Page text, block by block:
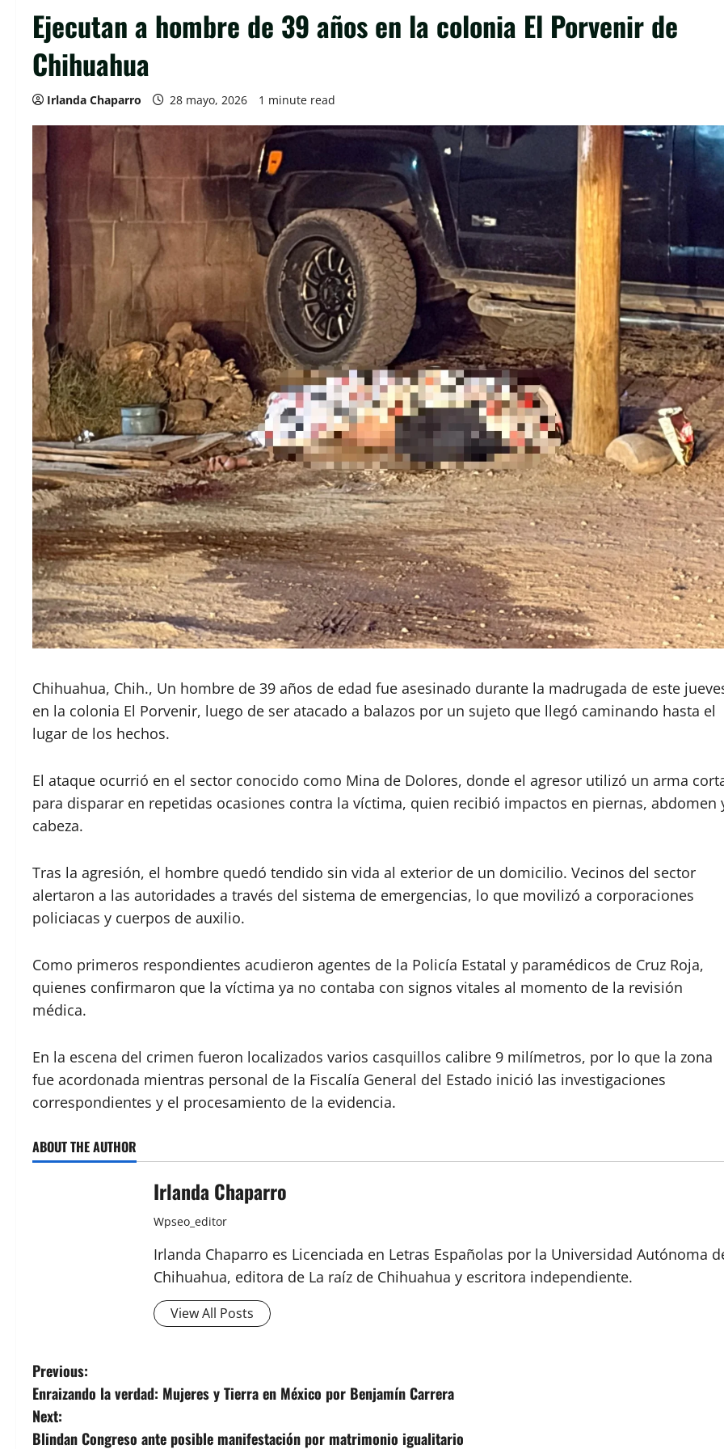
Ejecutan a hombre de 39 años en la colonia El Porvenir de
Chihuahua
Irlanda Chaparro 28 mayo, 2026 1 minute read
Chihuahua, Chih., Un hombre de 39 años de edad fue asesinado durante la madrugada de este
en la colonia El Porvenir, luego de ser atacado a balazos por un sujeto que llegó caminando hasta el
lugar de los hechos.
El ataque ocurrió en el sector conocido como Mina de Dolores, donde el agresor utilizó un arma
para disparar en repetidas ocasiones contra la víctima, quien recibió impactos en piernas, abdomen
cabeza.
Tras la agresión, el hombre quedó tendido sin vida al exterior de un domicilio. Vecinos del sector
alertaron a las autoridades a través del sistema de emergencias, lo que movilizó a corporaciones
policiacas y cuerpos de auxilio.
Como primeros respondientes acudieron agentes de la Policía Estatal y paramédicos de Cruz Roja,
quienes confirmaron que la víctima ya no contaba con signos vitales al momento de la revisión
médica.
En la escena del crimen fueron localizados varios casquillos calibre 9 milímetros, por lo que la zona
fue acordonada mientras personal de la Fiscalía General del Estado inició las investigaciones
correspondientes y el procesamiento de la evidencia.
ABOUT THE AUTHOR
Irlanda Chaparro
Wpseo_editor
Irlanda Chaparro es Licenciada en Letras Españolas por la Universidad Autónoma
Chihuahua, editora de La raíz de Chihuahua y escritora independiente.
View All Posts
P
o
Previous:
Enraizando la verdad: Mujeres y Tierra en México por Benjamín Carrera
Next:
Blindan Congreso ante posible manifestación por matrimonio igualitario